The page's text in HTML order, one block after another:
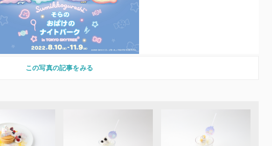
この写真の記事をみる